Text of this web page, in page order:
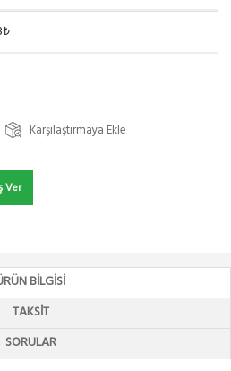
Karşılaştırmaya Ekle
Ver
BILGISI
TAKSIT
SORULAR